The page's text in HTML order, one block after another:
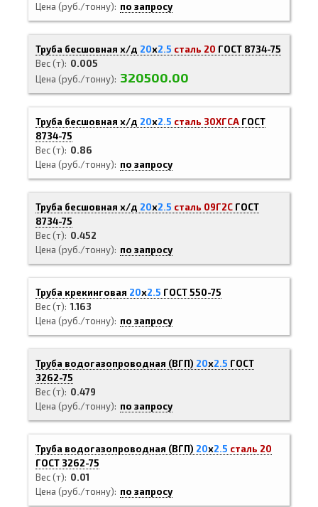
Цена (руб./тонну)
по запросу
Труба бесшовная х/д 20х2.5 сталь 20 ГОСТ 8734-75
Вес (т)
0.005
Цена (руб./тонну)
320500.00
Труба бесшовная х/д 20х2.5 сталь 30ХГСА ГОСТ
8734-75
Вес (т)
0.86
Цена (руб./тонну)
по запросу
Труба бесшовная х/д 20х2.5 сталь 09Г2С ГОСТ
8734-75
Вес (т)
0.452
Цена (руб./тонну)
по запросу
Труба крекинговая 20х2.5 ГОСТ 550-75
Вес (т) 1.163
Цена (руб./тонну)
по запросу
Труба водогазопроводная (ВГП) 20х2.5 ГОСТ
3262-75
Вес (т)
0.479
Цена (руб./тонну)
по запросу
Труба водогазопроводная (ВГП) 20х2.5 сталь 20
ГОСТ 3262-75
Вес (т)
0.01
Цена (руб./тонну)
по запросу